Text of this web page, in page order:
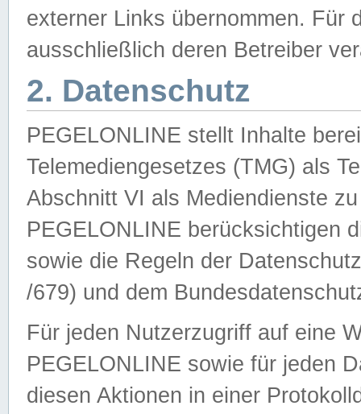
externer Links übernommen. Für
ausschließlich deren Betreiber
2. Datenschutz
PEGELONLINE stellt Inhalte
Telemediengesetzes (TMG) als
Abschnitt VI als Mediendienste
PEGELONLINE berücksichtigen
sowie die Regeln der
/679) und dem
Für jeden Nutzerzugriff auf eine
PEGELONLINE sowie für jeden
diesen Aktionen in einer